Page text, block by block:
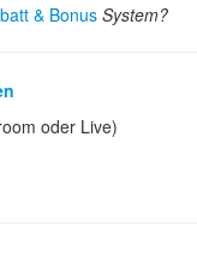
& BonusSystem?
oder Live)